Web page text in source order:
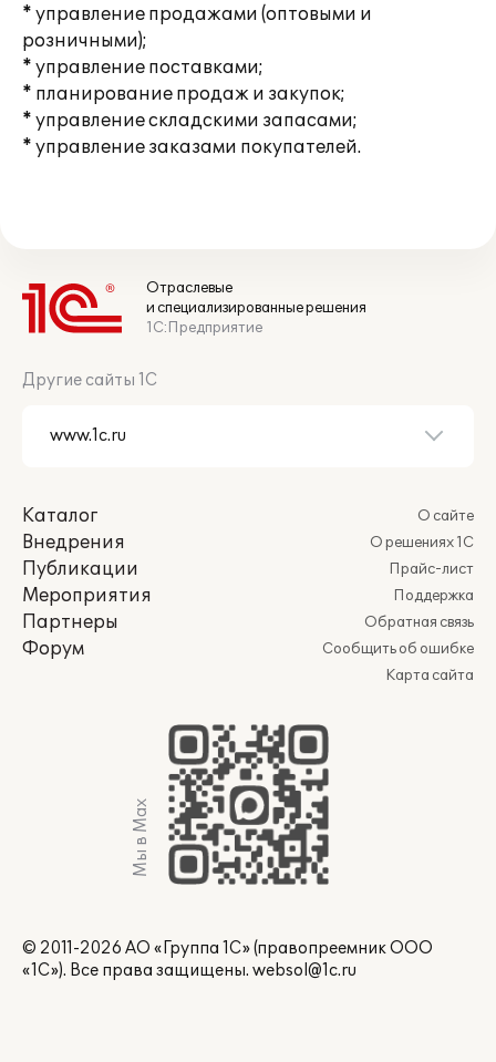
* управление продажами (оптовыми и
розничными);
* управление поставками;
* планирование продаж и закупок;
* управление складскими запасами;
* управление заказами покупателей.
Отраслевые
и специализированные решения
1С:Предприятие
Другие сайты 1С
Каталог
Внедрения
Публикации
Мероприятия
Партнеры
Форум
О сайте
О решениях 1С
Прайс-лист
Поддержка
Обратная связь
Сообщить об ошибке
Карта сайта
Мы в Max
© 2011-2026 АО «Группа 1С» (правопреемник ООО
«1С»). Все права защищены. websol@1c.ru